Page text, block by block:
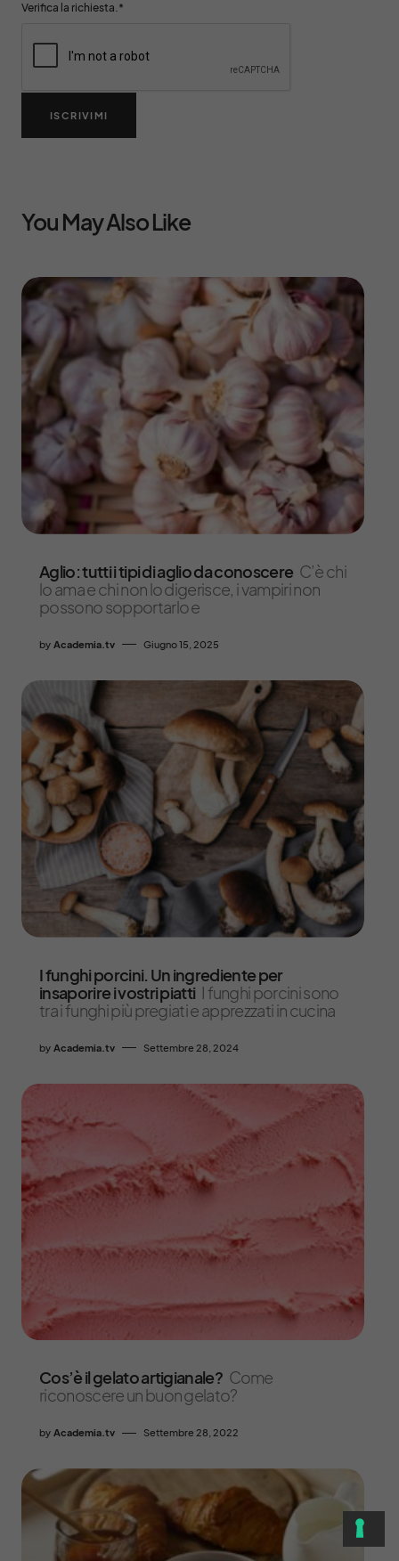
Verifica la richiesta.*
ISCRIVIMI
You May Also Like
Aglio: tutti i tipi di aglio da conoscere C’è chi
lo ama e chi non lo digerisce, i vampiri non
possono sopportarlo e
by Academia.tv Giugno 15, 2025
I funghi porcini. Un ingrediente per
insaporire i vostri piatti I funghi porcini sono
tra i funghi più pregiati e apprezzati in cucina
by Academia.tv Settembre 28, 2024
Cos’è il gelato artigianale? Come
riconoscere un buon gelato?
by Academia.tv Settembre 28, 2022